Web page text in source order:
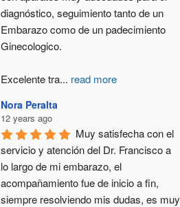
diagnóstico, seguimiento tanto de un
Embarazo como de un padecimiento
Ginecologico.
Excelente tra... read more
Nora Peralta
12 years ago
Muy satisfecha con el
servicio y atención del Dr. Francisco a
lo largo de mi embarazo, el
acompañamiento fue de inicio a fin,
siempre resolviendo mis dudas, es muy